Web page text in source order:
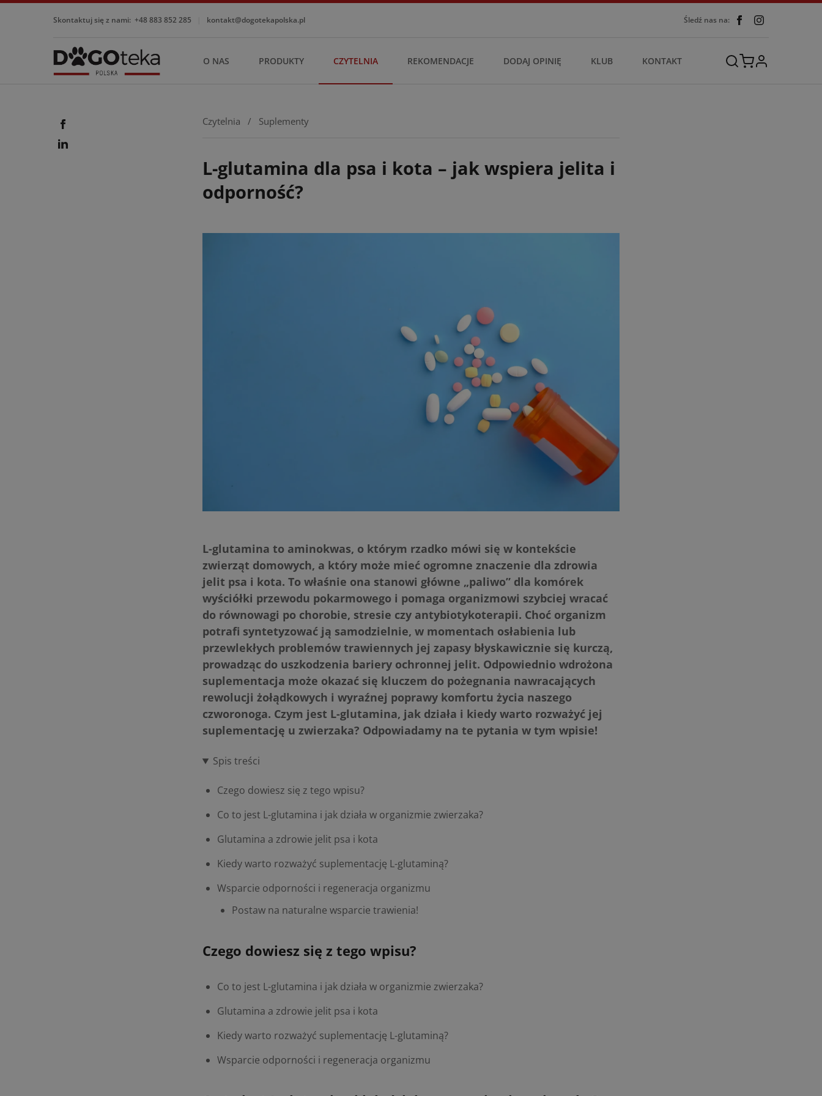
Skontaktuj się z nami: +48 883 852 285 kontakt@dogotekapolska.pl Śledź nas na:
O NAS PRODUKTY CZYTELNIA REKOMENDACJE DODAJ OPINIĘ KLUB KONTAKT
Czytelnia / Suplementy
L-glutamina dla psa i kota – jak wspiera jelita i
odporność?
L-glutamina to aminokwas, o którym rzadko mówi się w kontekście
zwierząt domowych, a który może mieć ogromne znaczenie dla zdrowia
jelit psa i kota. To właśnie ona stanowi główne „paliwo” dla komórek
wyściółki przewodu pokarmowego i pomaga organizmowi szybciej wracać
do równowagi po chorobie, stresie czy antybiotykoterapii. Choć organizm
potrafi syntetyzować ją samodzielnie, w momentach osłabienia lub
przewlekłych problemów trawiennych jej zapasy błyskawicznie się kurczą,
prowadząc do uszkodzenia bariery ochronnej jelit. Odpowiednio wdrożona
suplementacja może okazać się kluczem do pożegnania nawracających
rewolucji żołądkowych i wyraźnej poprawy komfortu życia naszego
czworonoga. Czym jest L-glutamina, jak działa i kiedy warto rozważyć jej
suplementację u zwierzaka? Odpowiadamy na te pytania w tym wpisie!
Spis treści
Czego dowiesz się z tego wpisu?
Co to jest L-glutamina i jak działa w organizmie zwierzaka?
Glutamina a zdrowie jelit psa i kota
Kiedy warto rozważyć suplementację L-glutaminą?
Wsparcie odporności i regeneracja organizmu
Postaw na naturalne wsparcie trawienia!
Czego dowiesz się z tego wpisu?
Co to jest L-glutamina i jak działa w organizmie zwierzaka?
Glutamina a zdrowie jelit psa i kota
Kiedy warto rozważyć suplementację L-glutaminą?
Wsparcie odporności i regeneracja organizmu